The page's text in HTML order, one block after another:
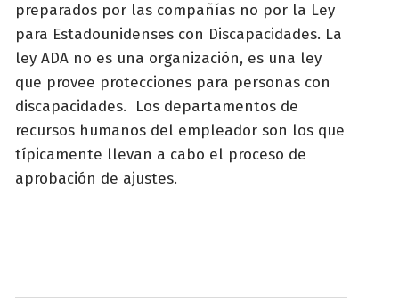
preparados por las compañías no por la Ley
para Estadounidenses con Discapacidades. La
ley ADA no es una organización, es una ley
que provee protecciones para personas con
discapacidades. Los departamentos de
recursos humanos del empleador son los que
típicamente llevan a cabo el proceso de
aprobación de ajustes.